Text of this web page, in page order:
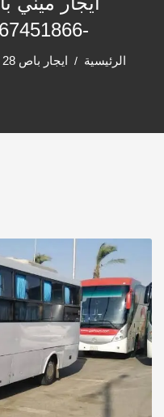
-01067451866 الدولية كار
الرئيسية ايجار باص 28